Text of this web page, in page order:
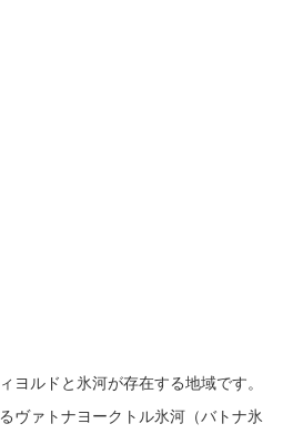
ヨルドと氷河が存在する地域です。
ヴァトナヨークトル氷河（バトナ氷